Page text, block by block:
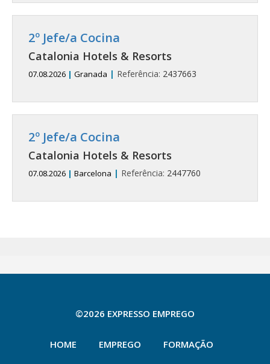
2º Jefe/a Cocina
Catalonia Hotels & Resorts
07.08.2026 | Granada | Referência: 2437663
2º Jefe/a Cocina
Catalonia Hotels & Resorts
07.08.2026 | Barcelona | Referência: 2447760
©2026 EXPRESSO EMPREGO
HOME EMPREGO FORMAÇÃO